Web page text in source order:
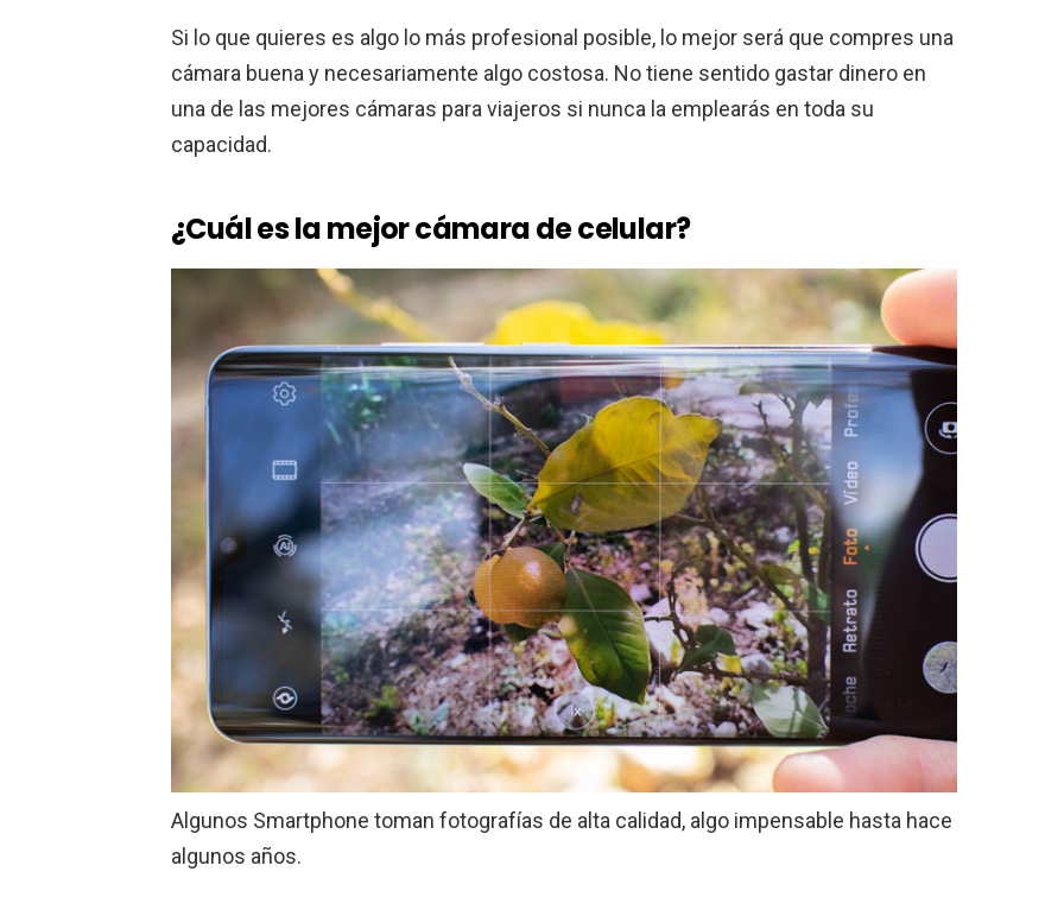
Si lo que quieres es algo lo más profesional posible, lo mejor será que compres una
cámara buena y necesariamente algo costosa. No tiene sentido gastar dinero en
una de las mejores cámaras para viajeros si nunca la emplearás en toda su
capacidad.
¿Cuál es la mejor cámara de celular?
Algunos Smartphone toman fotografías de alta calidad, algo impensable hasta hace
algunos años.